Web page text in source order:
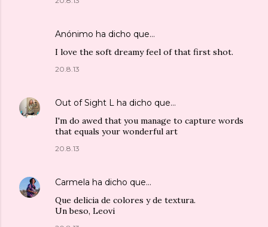
Anónimo ha dicho que…
I love the soft dreamy feel of that first shot.
20.8.13
Out of Sight L ha dicho que…
I'm do awed that you manage to capture words
that equals your wonderful art
20.8.13
Carmela ha dicho que…
Que delicia de colores y de textura.
Un beso, Leovi